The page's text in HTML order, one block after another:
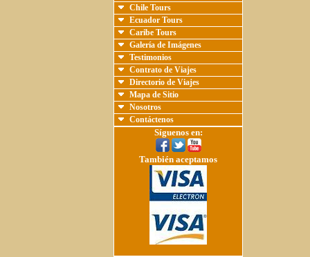
Chile Tours
Ecuador Tours
Caribe Tours
Galería de Imágenes
Testimonios
Contrato de Viajes
Directorio de Viajes
Mapa de Sitio
Nosotros
Contáctenos
Síguenos en:
También aceptamos